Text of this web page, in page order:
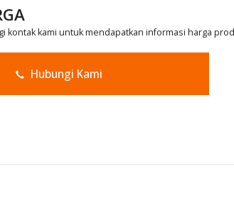
kontak kami untuk mendapatkan informasi harga
Hubungi Kami